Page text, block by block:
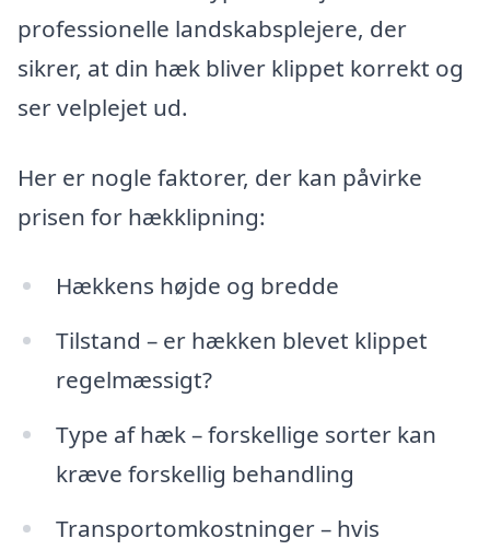
professionelle landskabsplejere, der
sikrer, at din hæk bliver klippet korrekt og
ser velplejet ud.
Her er nogle faktorer, der kan påvirke
prisen for hækklipning:
Hækkens højde og bredde
Tilstand – er hækken blevet klippet
regelmæssigt?
Type af hæk – forskellige sorter kan
kræve forskellig behandling
Transportomkostninger – hvis